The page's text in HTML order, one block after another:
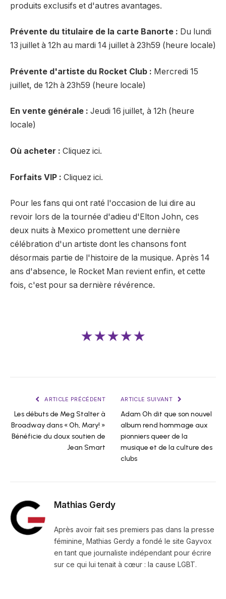
produits exclusifs et d'autres avantages.
Prévente du titulaire de la carte Banorte : Du lundi
13 juillet à 12h au mardi 14 juillet à 23h59 (heure locale)
Prévente d'artiste du Rocket Club : Mercredi 15
juillet, de 12h à 23h59 (heure locale)
En vente générale : Jeudi 16 juillet, à 12h (heure
locale)
Où acheter : Cliquez ici.
Forfaits VIP : Cliquez ici.
Pour les fans qui ont raté l'occasion de lui dire au
revoir lors de la tournée d'adieu d'Elton John, ces
deux nuits à Mexico promettent une dernière
célébration d'un artiste dont les chansons font
désormais partie de l'histoire de la musique. Après 14
ans d'absence, le Rocket Man revient enfin, et cette
fois, c'est pour sa dernière révérence.
★★★★★
ARTICLE PRÉCÉDENT
Les débuts de Meg Stalter à
Broadway dans « Oh, Mary! »
Bénéficie du doux soutien de
Jean Smart
ARTICLE SUIVANT
Adam Oh dit que son nouvel
album rend hommage aux
pionniers queer de la
musique et de la culture des
clubs
Mathias Gerdy
Après avoir fait ses premiers pas dans la presse
féminine, Mathias Gerdy a fondé le site Gayvox
en tant que journaliste indépendant pour écrire
sur ce qui lui tenait à cœur : la cause LGBT.